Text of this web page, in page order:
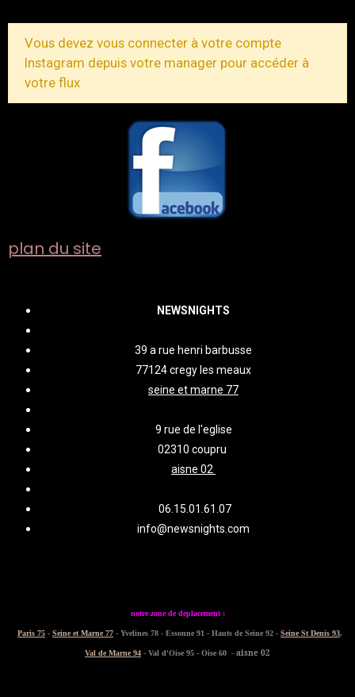
Vous devez vous connecter à votre compte
Instagram depuis votre manager pour accéder à
votre flux
plan du site
NEWSNIGHTS
39 a rue henri barbusse
77124 cregy les meaux
seine et marne 77
9 rue de l'eglise
02310 coupru
aisne 02
06.15.01.61.07
info@newsnights.com
notre zone de deplacement :
Paris 75 - Seine et Marne 77 - Yvelines 78 - Essonne 91 - Hauts de Seine 92 - Seine St Denis 93,
Val de Marne 94 - Val d'Oise 95 - Oise 60 - aisne 02